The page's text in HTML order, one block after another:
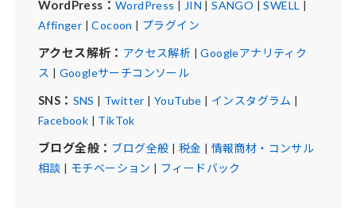
WordPress： WordPress | JIN |SANGO |SWELL |
Affinger |Cocoon | プラグイン
アクセス解析： アクセス解析 |Googleアナリティク
ス | Googleサーチコンソール
SNS： SNS | Twitter | YouTube | インスタグラム |
Facebook | TikTok
ブログ全般： ブログ全般 | 税金 | 情報商材・コンサル
相談 | モチベーション | フィードバック